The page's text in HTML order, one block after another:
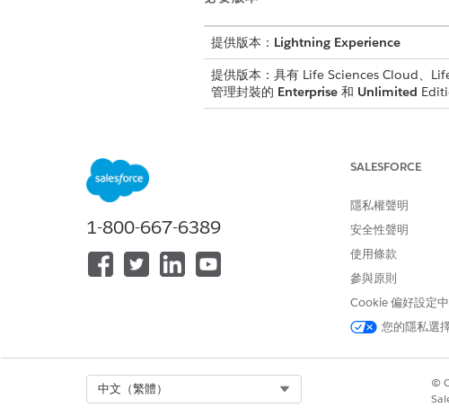
提供版本： Lightning Experience
提供版本：具有 Life Sciences Cloud、
管理封裝的 Enterprise和 Unlimited
設定造訪評分,讓現場使用者可以直接從
設定重要帳戶管理員的評估工作
設定評估工作,讓重要帳戶管理員
此文章是否解決您的問題？
1-800-667-6389
SALESFORCE
隱私權聲明
安全性聲明
使用條款
參與原則
Cookie 偏好設定
您的隱私選
中文（繁體）
©